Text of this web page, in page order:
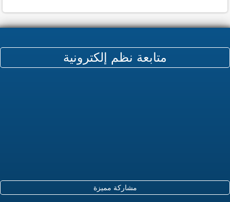
متابعة نظم إلكترونية
مشاركة مميزة